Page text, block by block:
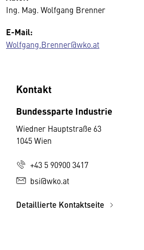
Ing. Mag. Wolfgang Brenner
E-Mail:
Wolfgang.Brenner@wko.at
Kontakt
Bundessparte Industrie
Wiedner Hauptstraße 63
1045 Wien
+43 5 90900 3417
bsi@wko.at
Detaillierte Kontaktseite